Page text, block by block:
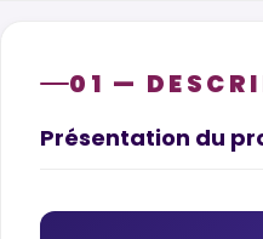
01 —
Présentation du